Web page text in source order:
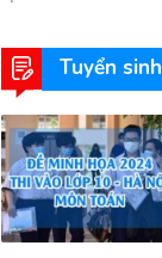
Tuyển sinh